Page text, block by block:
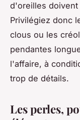
d'oreilles
Privilégiez donc
clous ou les
pendantes
l'affaire, à
trop de détails.
Les perles,